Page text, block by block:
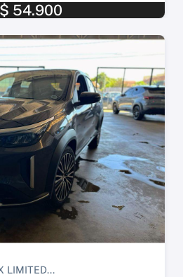
54.900
LIMITED...